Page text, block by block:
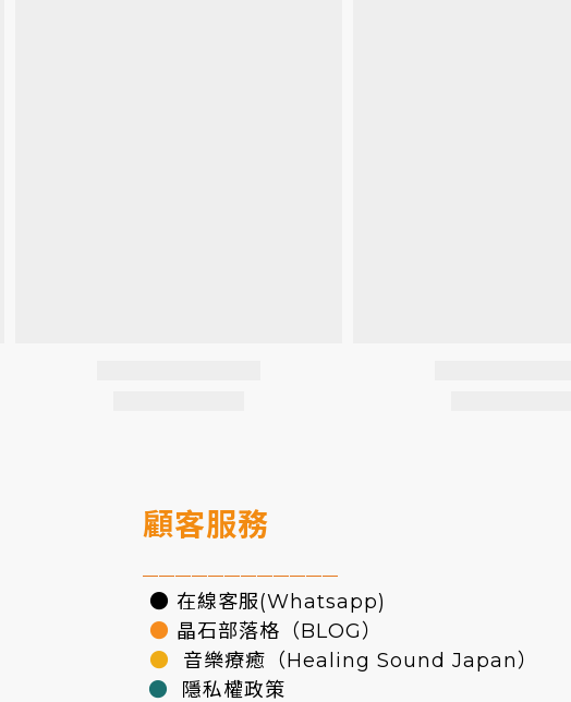
顧客服務
————————————
● 在線客服(Whatsapp)
● 晶石部落格（BLOG）
●
音樂療癒（Healing Sound Japan）
●
隱私權政策